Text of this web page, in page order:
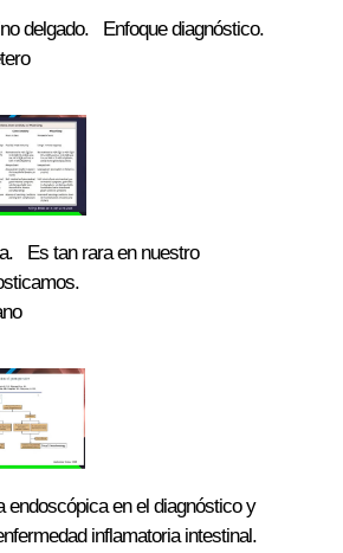
delgado. Enfoque diagnóstico.
Es tan rara en nuestro
endoscópica en el diagnóstico y
inflamatoria intestinal.